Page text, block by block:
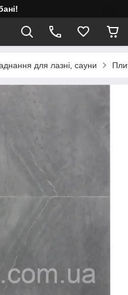
для лазні, сауни